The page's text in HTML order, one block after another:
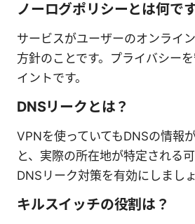
ノーログポリシーとは何で
サービスがユーザーのオンライ
方針のことです。プライバシー
イントです。
DNSリークとは？
VPNを使っていてもDNSの情報
と、実際の所在地が特定される可
DNSリーク対策を有効にしましょ
キルスイッチの役割は？